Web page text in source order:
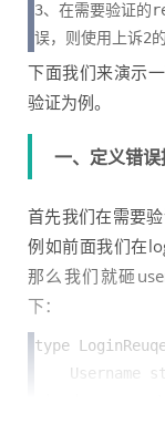
3、在需要验证的
误，则使用上诉2
下面我们来演示
验证为例。
一、定义错
首先我们在需要
例如前面我们在
那么我们就砸
下：
type
Username